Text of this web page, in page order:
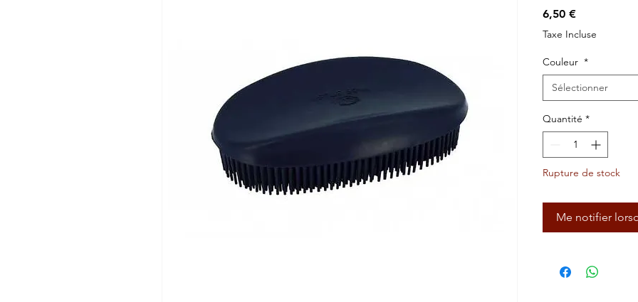
6,50 €Prix
Taxe Incluse
Couleur *
Sélectionner
Quantité *
Rupture de stock
Me notifier